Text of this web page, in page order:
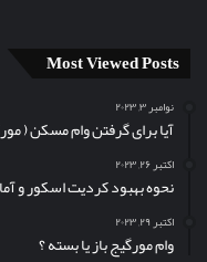
Most Viewed Posts
نوامبر ۳, ۲۰۲۳
آیا برای گرفتن وام مسکن (‌
اکتبر ۲۶, ۲۰۲۳
نحوه بهبود کردیت اسکور و
اکتبر ۲۹, ۲۰۲۳
وام مورگیج باز یا بسته ؟